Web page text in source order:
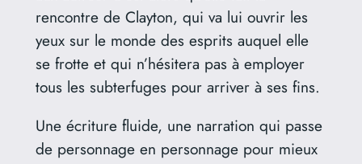
rencontre de Clayton, qui va lui ouvrir les
yeux sur le monde des esprits auquel elle
se frotte et qui n’hésitera pas à employer
tous les subterfuges pour arriver à ses fins.
Une écriture fluide, une narration qui passe
de personnage en personnage pour mieux